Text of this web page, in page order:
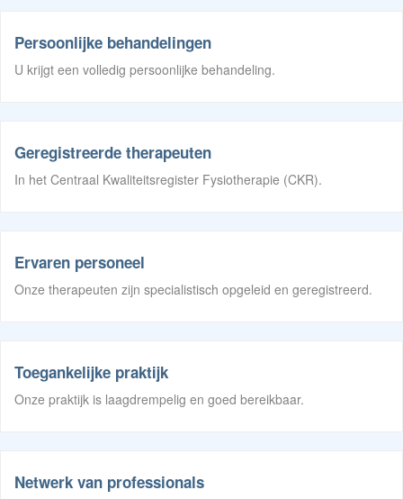
Persoonlijke behandelingen
U krijgt een volledig persoonlijke behandeling.
Geregistreerde therapeuten
In het Centraal Kwaliteitsregister Fysiotherapie (CKR).
Ervaren personeel
Onze therapeuten zijn specialistisch opgeleid en geregistreerd.
Toegankelijke praktijk
Onze praktijk is laagdrempelig en goed bereikbaar.
Netwerk van professionals